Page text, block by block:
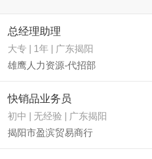
总经理助理
大专 | 1年 | 广东揭阳
雄鹰人力资源-代招部
快销品业务员
初中 | 无经验 | 广东揭阳
揭阳市盈滨贸易商行